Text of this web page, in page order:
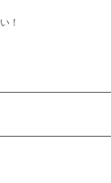
！